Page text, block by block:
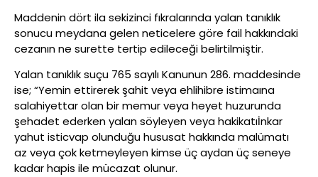
Maddenin dört ila sekizinci fıkralarında yalan tanıklık
sonucu meydana gelen neticelere göre fail hakkındaki
cezanın ne surette tertip edileceği belirtilmiştir.
Yalan tanıklık suçu 765 sayılı Kanunun 286. maddesinde
ise; “Yemin ettirerek şahit veya ehlihibre istimaına
salahiyettar olan bir memur veya heyet huzurunda
şehadet ederken yalan söyleyen veya hakikatıİnkar
yahut isticvap olunduğu hususat hakkında malümatı
az veya çok ketmeyleyen kimse üç aydan üç seneye
kadar hapis ile mücazat olunur.